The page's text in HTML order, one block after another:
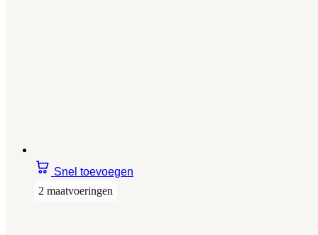
Snel toevoegen
2 maatvoeringen